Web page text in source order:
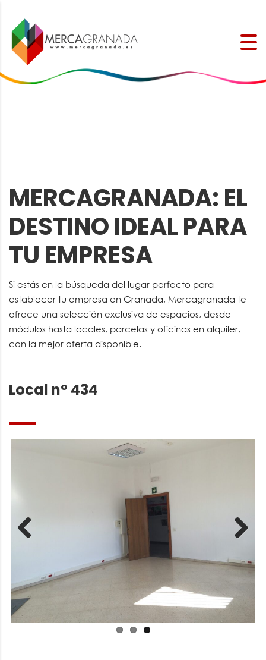
MERCAGRANADA: EL
DESTINO IDEAL PARA
TU EMPRESA
Si estás en la búsqueda del lugar perfecto para
establecer tu empresa en Granada, Mercagranada te
ofrece una selección exclusiva de espacios, desde
módulos hasta locales, parcelas y oficinas en alquiler,
con la mejor oferta disponible.
Local nº 434